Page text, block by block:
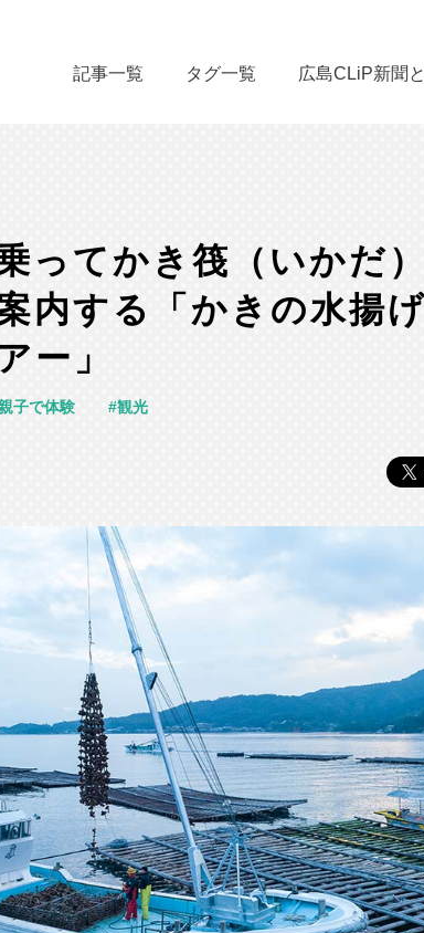
記事一覧 タグ一覧 広島CLiP新聞
ってかき筏（いかだ
内する「かきの水揚
ー」
子で体験 観光